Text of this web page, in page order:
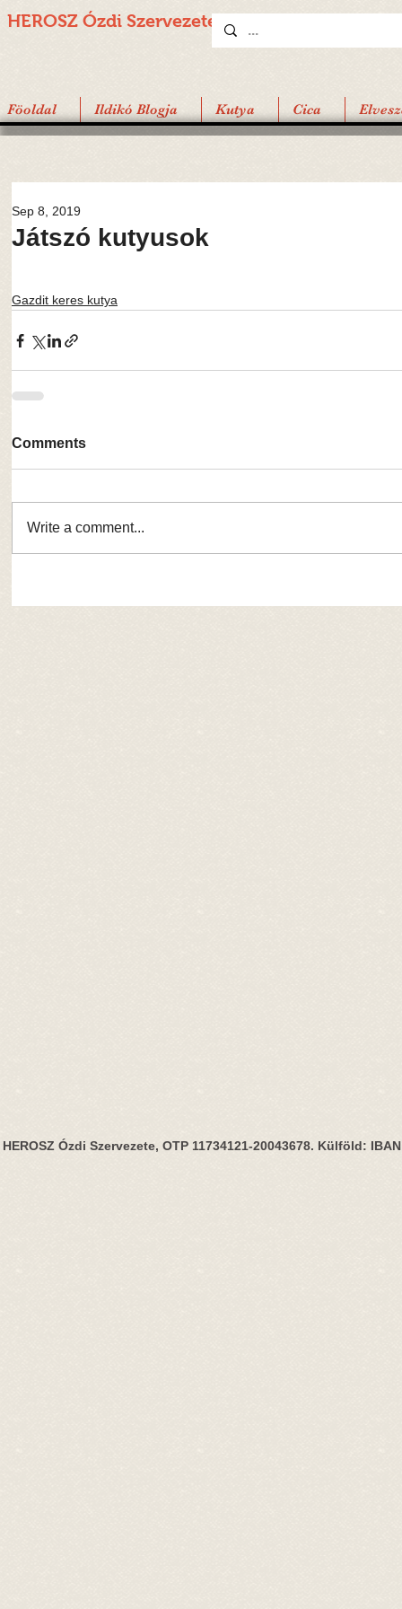
HEROSZ Ózdi Szervezete
Föoldal Ildikó Blogja Kutya Cica
Játszó kutyusok
Sep 8, 2019
Gazdit keres kutya
Comments
Write a comment...
HEROSZ Ózdi Szervezete, OTP 11734121-20043678. Külföld: